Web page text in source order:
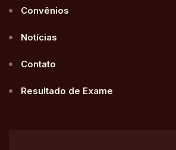
Convênios
Notícias
Contato
Resultado de Exame